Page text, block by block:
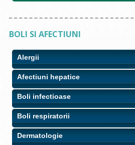
BOLI SI AFECTIUNI
Alergii
Afectiuni hepatice
Boli infectioase
Boli respiratorii
Dermatologie